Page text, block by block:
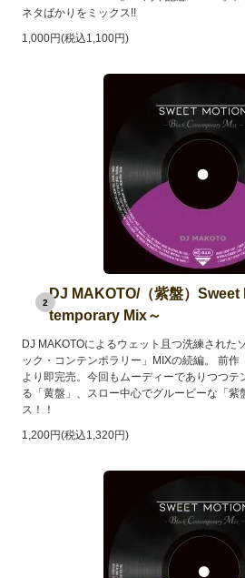
ネタばかりをミックス!!
1,000円(税込1,100円)
2
DJ MAKOTO/（紫盤）
temporary Mix～
DJ MAKOTOによるウェット且つ洗練された
ック・コンテンポラリー」MIXの続編。 前
より即完売。今回もムーディーでありつつテ
る「黄盤」、スロー中心でグルービーな「紫
ス！！
1,200円(税込1,320円)